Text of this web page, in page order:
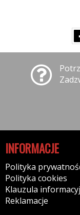
INFORMACJE
Polityka
Polityka cookies
Klauzula
Reklamacje